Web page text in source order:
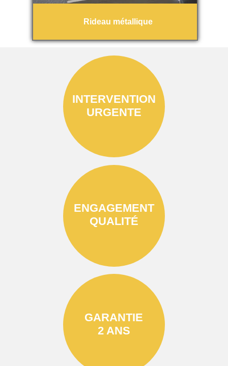
Rideau métallique
INTERVENTION
URGENTE
ENGAGEMENT
QUALITÉ
GARANTIE
2 ANS